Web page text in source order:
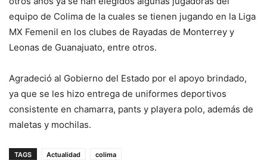
equipo de Colima de la cuales se tienen jugando en la Liga
MX Femenil en los clubes de Rayadas de Monterrey y
Leonas de Guanajuato, entre otros.
Agradeció al Gobierno del Estado por el apoyo brindado,
ya que se les hizo entrega de uniformes deportivos
consistente en chamarra, pants y playera polo, además de
maletas y mochilas.
TAGS Actualidad
colima